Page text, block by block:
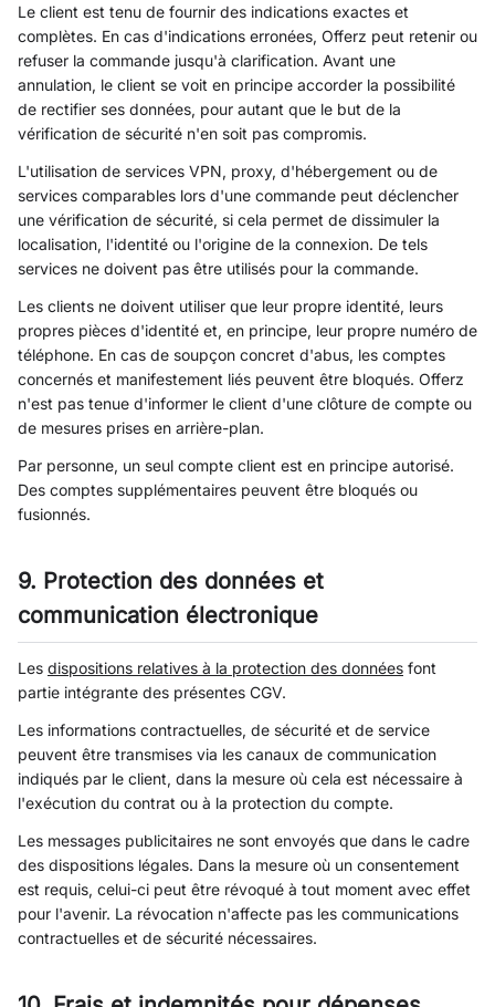
Le client est tenu de fournir des indications exactes et
complètes. En cas d'indications erronées, Offerz peut retenir ou
refuser la commande jusqu'à clarification. Avant une
annulation, le client se voit en principe accorder la possibilité
de rectifier ses données, pour autant que le but de la
vérification de sécurité n'en soit pas compromis.
L'utilisation de services VPN, proxy, d'hébergement ou de
services comparables lors d'une commande peut déclencher
une vérification de sécurité, si cela permet de dissimuler la
localisation, l'identité ou l'origine de la connexion. De tels
services ne doivent pas être utilisés pour la commande.
Les clients ne doivent utiliser que leur propre identité, leurs
propres pièces d'identité et, en principe, leur propre numéro de
téléphone. En cas de soupçon concret d'abus, les comptes
concernés et manifestement liés peuvent être bloqués. Offerz
n'est pas tenue d'informer le client d'une clôture de compte ou
de mesures prises en arrière-plan.
Par personne, un seul compte client est en principe autorisé.
Des comptes supplémentaires peuvent être bloqués ou
fusionnés.
9. Protection des données et
communication électronique
Les dispositions relatives à la protection des données font
partie intégrante des présentes CGV.
Les informations contractuelles, de sécurité et de service
peuvent être transmises via les canaux de communication
indiqués par le client, dans la mesure où cela est nécessaire à
l'exécution du contrat ou à la protection du compte.
Les messages publicitaires ne sont envoyés que dans le cadre
des dispositions légales. Dans la mesure où un consentement
est requis, celui-ci peut être révoqué à tout moment avec effet
pour l'avenir. La révocation n'affecte pas les communications
contractuelles et de sécurité nécessaires.